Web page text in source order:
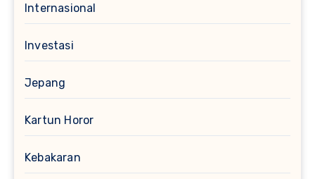
Internasional
Investasi
Jepang
Kartun Horor
Kebakaran